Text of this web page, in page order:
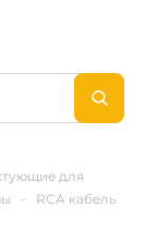
для
-
RCA кабель